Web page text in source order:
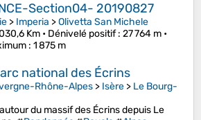
Section04- 20190827
> Imperia >Olivetta San Michele
Km • Dénivelé positif: 27 764 m •
: 1 875 m
national des Écrins
Rhône-Alpes > Isère > Le Bourg-
du massif des Écrins depuis Le